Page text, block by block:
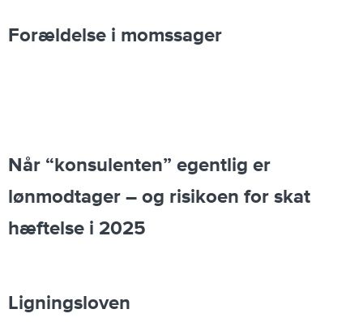
Forældelse i momssager
Når “konsulenten” egentlig er
lønmodtager – og risikoen for skat
hæftelse i 2025
Ligningsloven